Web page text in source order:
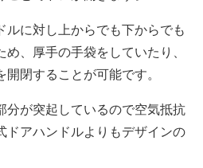
ルに対し上からでも下からでも
、厚手の手袋をしていたり、
閉することが可能です。
分が突起しているので空気抵抗
ドアハンドルよりもデザインの